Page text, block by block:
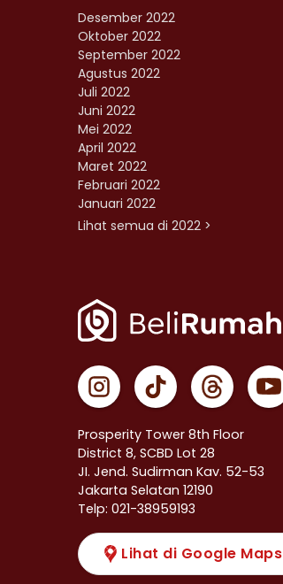
Desember 2022
Oktober 2022
September 2022
Agustus 2022
Juli 2022
Juni 2022
Mei 2022
April 2022
Maret 2022
Februari 2022
Januari 2022
Lihat semua di 2022 >
Prosperity Tower 8th Floor
District 8, SCBD Lot 28
JI. Jend. Sudirman Kav. 52-53
Jakarta Selatan 12190
Telp: 021-38959193
Lihat di Google Maps